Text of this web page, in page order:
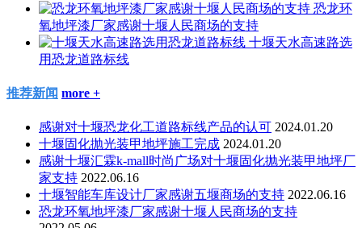
恐龙环
氧地坪漆厂家感谢十堰人民商场的支持
十堰天水高速路选
用恐龙道路标线
推荐新闻 more +
感谢对十堰恐龙化工道路标线产品的认可 2024.01.20
十堰固化抛光装甲地坪施工完成 2024.01.20
感谢十堰汇霖k-mall时尚广场对十堰固化抛光装甲地坪厂
家支持 2022.06.16
十堰智能车库设计厂家感谢五堰商场的支持 2022.06.16
恐龙环氧地坪漆厂家感谢十堰人民商场的支持